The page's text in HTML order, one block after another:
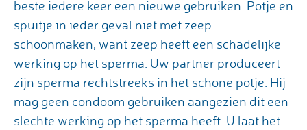
beste iedere keer een nieuwe gebruiken. Potje en
spuitje in ieder geval niet met zeep
schoonmaken, want zeep heeft een schadelijke
werking op het sperma. Uw partner produceert
zijn sperma rechtstreeks in het schone potje. Hij
mag geen condoom gebruiken aangezien dit een
slechte werking op het sperma heeft. U laat het